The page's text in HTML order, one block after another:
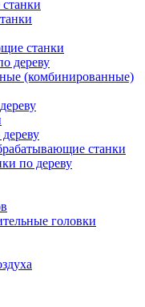
станки
дереву
(комбинированные)
станки
по дереву
головки